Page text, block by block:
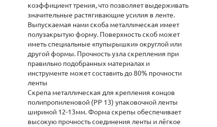
коэффициент трения, что позволяет выдерживать
значительные растягивающие усилия в ленте.
Выпускаемая нами скоба металлическая имеет
полузакрытую форму. Поверхность скоб может
иметь специальные «пупырышки» округлой или
другой формы. Прочность узла скрепления при
правильно подобранных материалах и
инструменте может составить до 80% прочности
ленты
Скрепа металлическая для крепления концов
полипропиленовой (РР 13) упаковочной ленты
шириной 12-13мм. Форма скрепы обеспечивает
высокую прочность соединения ленты и лёгкое